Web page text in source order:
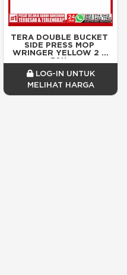
TERA DOUBLE BUCKET
SIDE PRESS MOP
WRINGER YELLOW 2 x
30ltr
LOG-IN UNTUK
MELIHAT HARGA